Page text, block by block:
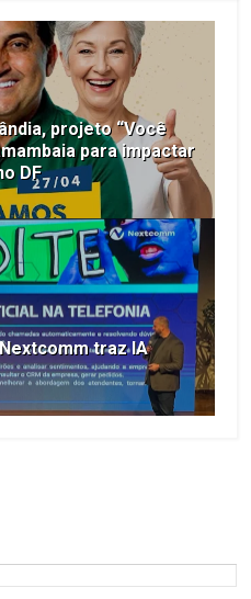
projeto “Você
para impactar
DF
traz IA